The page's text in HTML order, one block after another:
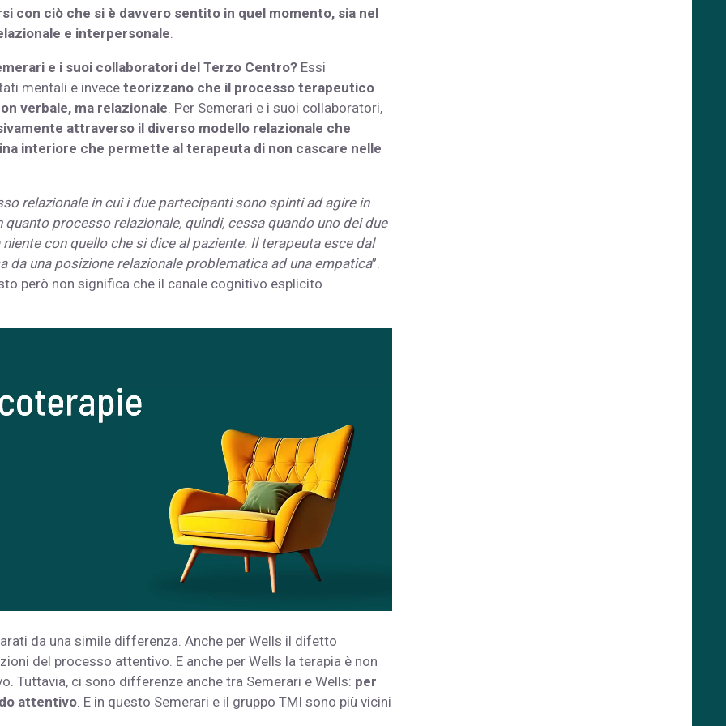
con ciò che si è davvero sentito in quel momento, sia nel
e interpersonale.
e i suoi collaboratori del Terzo Centro? Essi
mentali e invece teorizzano che il processo terapeutico
verbale, ma relazionale. Per Semerari e i suoi collaboratori,
attraverso il diverso modello relazionale che
interiore che permette al terapeuta di non cascare nelle
relazionale in cui i due partecipanti sono spinti ad agire in
processo relazionale, quindi, cessa quando uno dei due
niente con quello che si dice al paziente. Il terapeuta esce dal
una posizione relazionale problematica ad una empatica”.
però non significa che il canale cognitivo esplicito
da una simile differenza. Anche per Wells il difetto
del processo attentivo. E anche per Wells la terapia è non
Tuttavia, ci sono differenze anche tra Semerari e Wells: per
attentivo. E in questo Semerari e il gruppo TMI sono più vicini